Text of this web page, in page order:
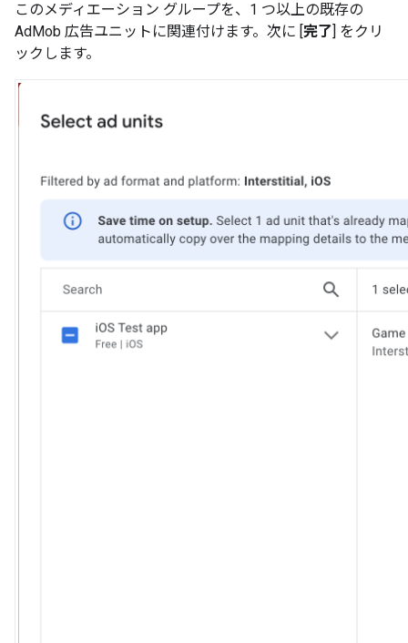
このメディエーション グループを、1 つ以上の既存の
AdMob 広告ユニットに関連付けます。次に [完了] をクリ
ックします。